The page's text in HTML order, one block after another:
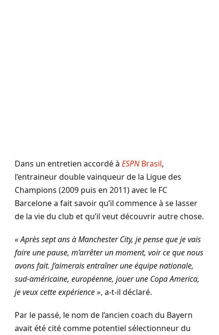
Dans un entretien accordé à ESPNBrasil,
l’entraineur double vainqueur de la Ligue des
Champions (2009 puis en 2011) avec le FC
Barcelone a fait savoir qu’il commence à se lasser
de la vie du club et qu’il veut découvrir autre chose.
« Après sept ans à Manchester City, je pense que je vais
faire une pause, m’arrêter un moment, voir ce que nous
avons fait. J’aimerais entraîner une équipe nationale,
sud-américaine, européenne, jouer une Copa America,
je veux cette expérience », a-t-il déclaré.
Par le passé, le nom de l’ancien coach du Bayern
avait été cité comme potentiel sélectionneur du